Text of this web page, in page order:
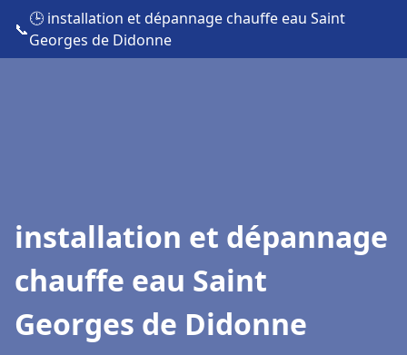
📞
🕒 installation et dépannage chauffe eau Saint
Georges de Didonne
installation et dépannage
chauffe eau Saint
Georges de Didonne